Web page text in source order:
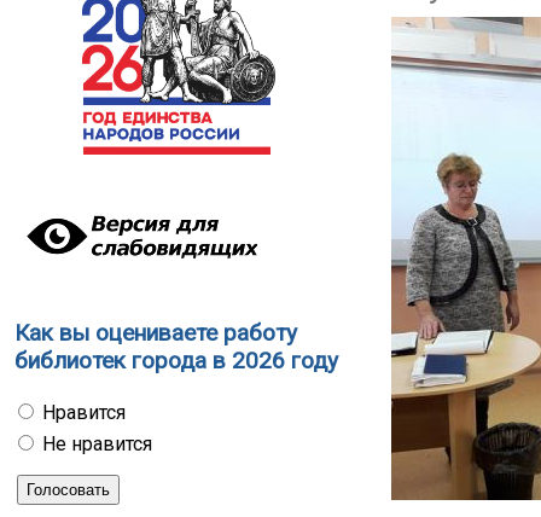
Как вы оцениваете работу
библиотек города в 2026 году
Нравится
Не нравится